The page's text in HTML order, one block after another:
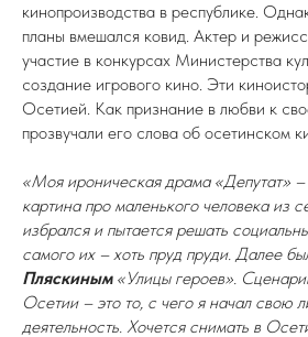
кинопроизводства в республике.
планы вмешался ковид. Актер и
участие в конкурсах Министерства
создание игрового кино. Эти
Осетией. Как признание в любви к
прозвучали его слова об осетинском
«Моя ироническая драма «Депутат» –
картина про маленького человека из
избрался и пытается решать
самого их – хоть пруд пруди. Далее
Пляскиным«Улицы героев».
Осетии – это то, с чего я начал свою
деятельность. Хочется снимать в